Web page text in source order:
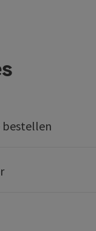
bestellen